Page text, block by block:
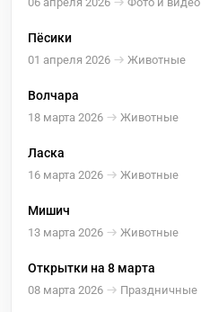
Пёсики
01 апреля 2026 Животные
Волчара
18 марта 2026 Животные
Ласка
16 марта 2026 Животные
Мишич
13 марта 2026 Животные
Открытки на 8 марта
08 марта 2026 Праздничные